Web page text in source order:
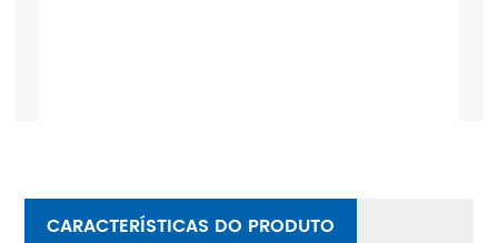
CARACTERÍSTICAS DO PRODUTO